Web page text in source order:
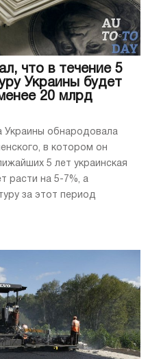
что в течение 5
Украины будет
20 млрд
Украины обнародовала
в котором он
5 лет украинская
расти на 5-7%, а
за этот период